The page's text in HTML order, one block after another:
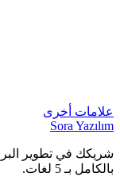
علامات أخرى
Sora Yazılım
شريكك في تطوير
بالكامل بـ 5 لغات.